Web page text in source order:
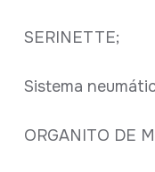
SERINETTE;
Sistema
ORGANITO DE